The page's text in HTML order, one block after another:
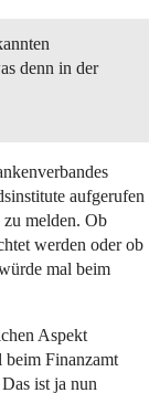
denn in der
aufgerufen
melden. Ob
werden oder ob
mal beim
Aspekt
beim Finanzamt
ist ja nun